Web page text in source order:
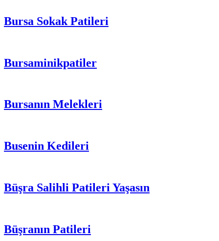
Bursa Sokak Patileri
Bursaminikpatiler
Bursanın Melekleri
Busenin Kedileri
Büşra Salihli Patileri Yaşasın
Büşranın Patileri